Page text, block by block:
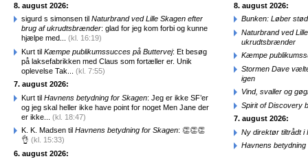
8. august 2026:
sigurd s simonsen til Naturbrand ved Lille Skagen efter
brug af ukrudtsbrænder: glad for jeg kom forbi og kunne
hjælpe med... (kl. 16:19)
Kurt til Kæmpe publikumssucces på Buttervej: Et besøg
på laksefabrikken med Claus som fortæller er. Unik
oplevelse Tak... (kl. 7:55)
7. august 2026:
Kurt til Havnens betydning for Skagen: Jeg er ikke SF’er
og jeg skal heller ikke have point for noget Men Jane der
er ikke... (kl. 18:47)
K. K. Madsen til Havnens betydning for Skagen: 👏👏👏
👌 (kl. 15:33)
6. august 2026:
8. august 2026:
Bunken: Løber
Naturbrand ved
ukrudtsbrænder
Kæmpe
Stormen Dave
igen
Vind, svaller og
Spirit of Discovery
7. august 2026:
Ny direktør tiltrådt i
Havnens betydning